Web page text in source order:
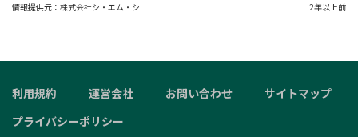
情報提供元： 株式会社シ・エム・シ 2年以上前
利用規約 運営会社 お問い合わせ
サイトマップ
プライバシーポリシー